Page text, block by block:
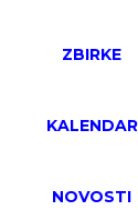
ZBIRKE
KALENDAR
NOVOSTI